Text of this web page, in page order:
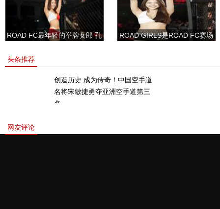
ROAD FC最年轻的举牌女郎 孔
ROAD GIRLS是ROAD FC赛场
头条推荐
创造历史 成为传奇！中国空手道
名将宋敏捷勇夺亚洲空手道第三
名。
网友评论